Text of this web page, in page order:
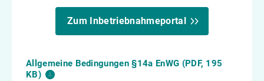
Zum Inbetriebnahmeportal
Allgemeine Bedingungen §14a EnWG (PDF, 195
KB)